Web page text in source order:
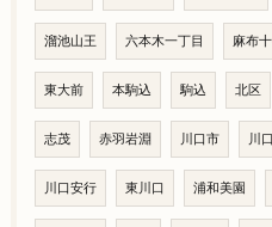
溜池山王 六本木一丁目 麻布
東大前 本駒込 駒込 北区
志茂 赤羽岩淵 川口市 川
川口安行 東川口 浦和美園